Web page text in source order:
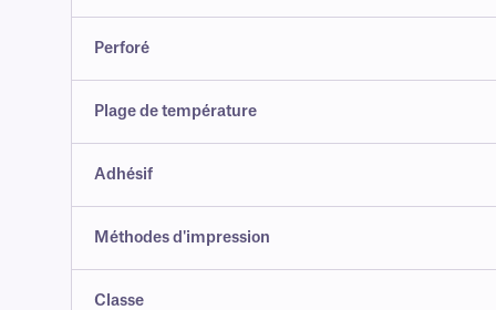
Perforé
Plage de température
Adhésif
Méthodes d'impression
Classe